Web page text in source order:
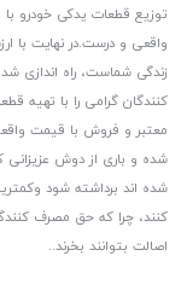
توزیع قطعات یدکی خودرو
واقعی و درست.در نهایت با
زندگی شماست، راه اندازی
کنندگان گرامی را با تهیه
معتبر و فروش با قیمت
شده و باری از دوش
شده اند برداشته شود
کنند، چرا که حق مصرف
اصالت بتوانند بخرند..